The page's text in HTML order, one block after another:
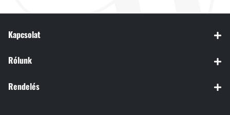
Kapcsolat
Rólunk
Rendelés